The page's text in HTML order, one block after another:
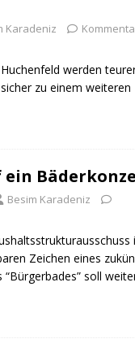
Karadeniz
werden
zu einem weiteren
ein
Besim Karadeniz
Zeichen eines
soll